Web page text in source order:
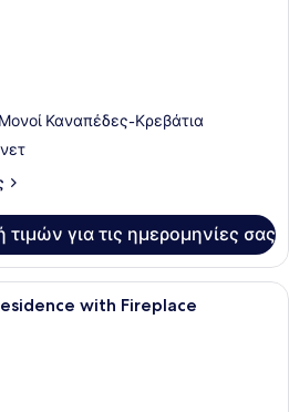
Καναπέδες-Κρεβάτια
για τις ημερομηνίες σας
Ένα δωμάτιο με τοίχους από
with Fireplace